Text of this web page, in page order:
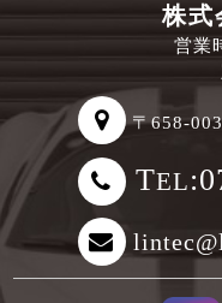
株式
営業
〒658-
TEL